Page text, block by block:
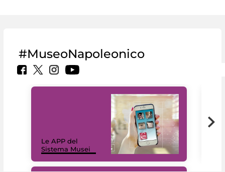
#MuseoNapoleonico
Le APP del
Sistema Musei